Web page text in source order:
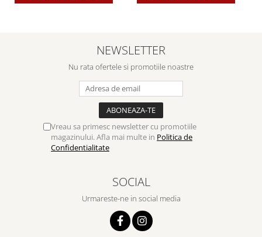
NEWSLETTER
Nu rata ofertele si promotiile noastre
Vreau sa primesc newsletter cu promotiile
magazinului. Afla mai multe in Politica de
Confidentialitate
SOCIAL
Urmareste-ne in social media